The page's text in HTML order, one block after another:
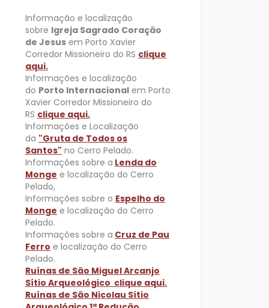
Informação e localização
sobre Igreja Sagrado Coração
de Jesus em Porto Xavier
Corredor Missioneiro do RS clique
aqui.
Informações e localização
do Porto Internacional em Porto
Xavier Corredor Missioneiro do
RS clique aqui.
Informações e Localização
da "Gruta de Todos os
Santos" no Cerro Pelado.
Informações sobre a Lenda do
Monge e localização do Cerro
Pelado,
Informações sobre o Espelho do
Monge e localização do Cerro
Pelado.
Informações sobre a Cruz de Pau
Ferro e localização do Cerro
Pelado.
Ruínas de São Miguel Arcanjo
Sítio Arqueológico clique aqui.
Ruínas de São Nicolau Sítio